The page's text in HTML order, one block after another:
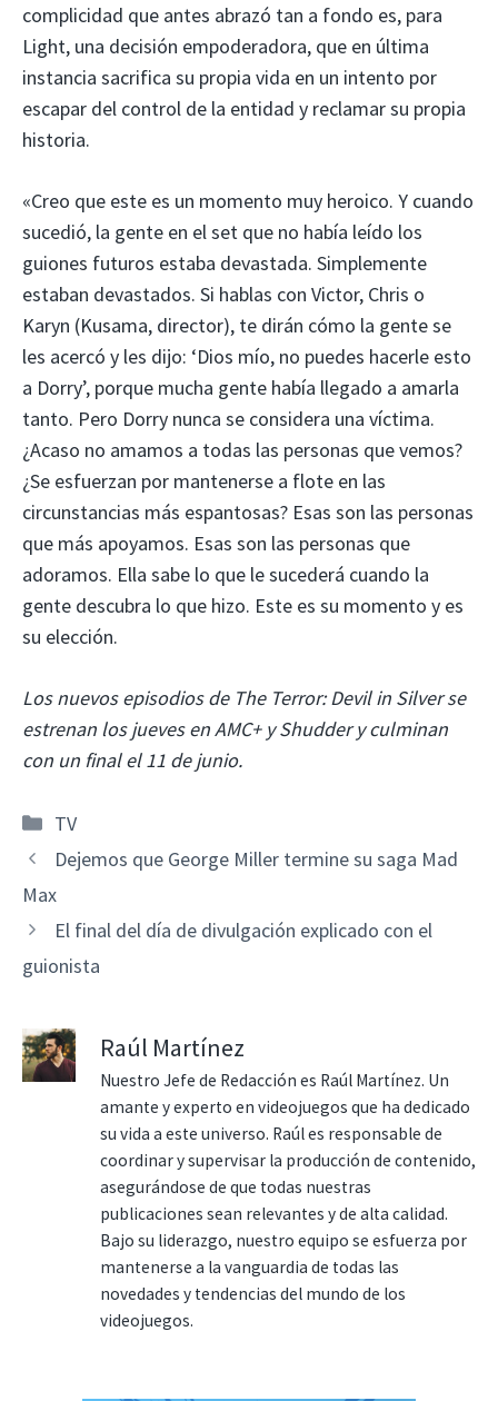
complicidad que antes abrazó tan a fondo es, para
Light, una decisión empoderadora, que en última
instancia sacrifica su propia vida en un intento por
escapar del control de la entidad y reclamar su propia
historia.
«Creo que este es un momento muy heroico. Y cuando
sucedió, la gente en el set que no había leído los
guiones futuros estaba devastada. Simplemente
estaban devastados. Si hablas con Victor, Chris o
Karyn (Kusama, director), te dirán cómo la gente se
les acercó y les dijo: ‘Dios mío, no puedes hacerle esto
a Dorry’, porque mucha gente había llegado a amarla
tanto. Pero Dorry nunca se considera una víctima.
¿Acaso no amamos a todas las personas que vemos?
¿Se esfuerzan por mantenerse a flote en las
circunstancias más espantosas? Esas son las personas
que más apoyamos. Esas son las personas que
adoramos. Ella sabe lo que le sucederá cuando la
gente descubra lo que hizo. Este es su momento y es
su elección.
Los nuevos episodios de The Terror: Devil in Silver se
estrenan los jueves en AMC+ y Shudder y culminan
con un final el 11 de junio.
Categorías
TV
Dejemos que George Miller termine su saga Mad
Max
El final del día de divulgación explicado con el
guionista
Raúl Martínez
Nuestro Jefe de Redacción es Raúl Martínez. Un
amante y experto en videojuegos que ha dedicado
su vida a este universo. Raúl es responsable de
coordinar y supervisar la producción de contenido,
asegurándose de que todas nuestras
publicaciones sean relevantes y de alta calidad.
Bajo su liderazgo, nuestro equipo se esfuerza por
mantenerse a la vanguardia de todas las
novedades y tendencias del mundo de los
videojuegos.